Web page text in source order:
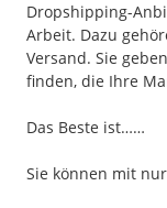
Dropshipping-
Arbeit. Dazu
Versand. Sie
finden, die Ihre
Das Beste ist……
Sie können mit